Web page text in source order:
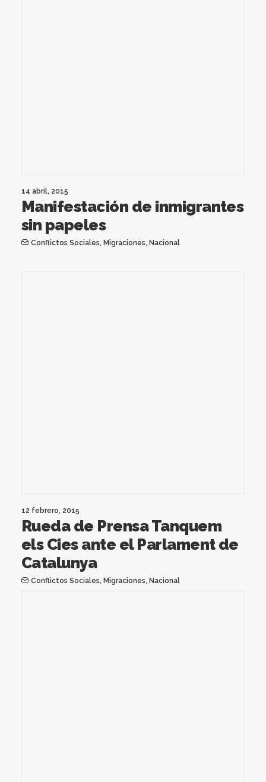
14 abril, 2015
Manifestación de inmigrantes
sin papeles
Conflictos Sociales, Migraciones, Nacional
12 febrero, 2015
Rueda de Prensa Tanquem
els Cies ante el Parlament de
Catalunya
Conflictos Sociales, Migraciones, Nacional